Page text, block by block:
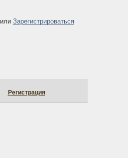
или Зарегистрироваться
Регистрация